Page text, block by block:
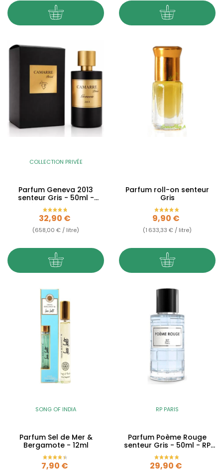
COLLECTION PRIVÉE
Parfum Geneva 2013
senteur Gris - 50ml -
Générique - Collection
Privée
Prix
32,90 €
(658,00 € / litre)
Parfum roll-on senteur
Gris
Prix
9,90 €
(1 633,33 € / litre)
SONG OF INDIA
Parfum Sel de Mer &
Bergamote - 12ml
Prix
7,90 €
RP PARIS
Parfum Poème Rouge
senteur Gris - 50ml - RP
Paris
Prix
29,90 €